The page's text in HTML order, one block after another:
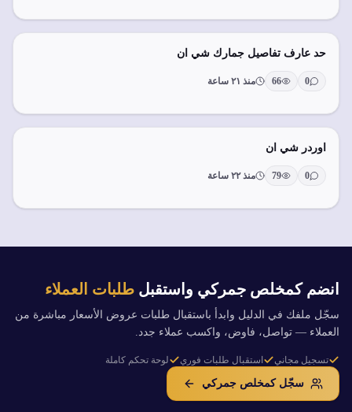
حد عارف تفاصيل جمارك شي ان
0
66 منذ ٢١ ساعة
اوردر شي ان
0
79 منذ ٢٢ ساعة
انضم كمخلص جمركي واستقبل طلبات العملاء
سجّل ملفك في الدليل وابدأ باستقبال طلبات عروض الأسعار مباشرة من
العملاء — تواصل، فاوض، واكسب عملاء جدد.
تسجيل مجاني استقبال طلبات فوري لوحة تحكم كاملة
سجّل كمخلص جمركي